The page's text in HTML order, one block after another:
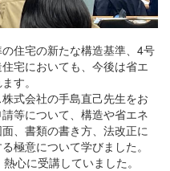
住宅の新たな構造基準、4号
宅においても、今後は省エ
す。
式会社の手島直己先生をお
等について、構造や省エネ
、書類の書き方、法改正に
極意について学びました。
心に受講していました。